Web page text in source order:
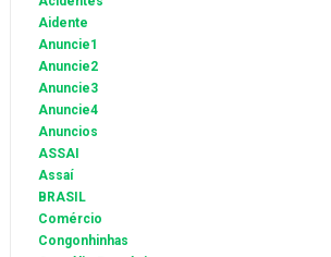
Aidente
Anuncie1
Anuncie2
Anuncie3
Anuncie4
Anuncios
ASSAI
Assaí
BRASIL
Comércio
Congonhinhas